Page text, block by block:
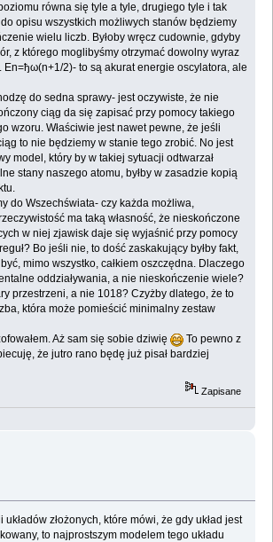
równa się tyle a tyle, drugiego tyle i tak
opisu wszystkich możliwych stanów będziemy
wielu liczb. Byłoby wręcz cudownie, gdyby
z którego moglibyśmy otrzymać dowolny wyraz
En=ђω(n+1/2)- to są akurat energie oscylatora, ale
do sedna sprawy- jest oczywiste, że nie
ciąg da się zapisać przy pomocy takiego
wzoru. Właściwie jest nawet pewne, że jeśli
to nie będziemy w stanie tego zrobić. No jest
model, który by w takiej sytuacji odtwarzał
stany naszego atomu, byłby w zasadzie kopią
do Wszechświata- czy każda możliwa,
ma taką własność, że nieskończone
w niej zjawisk daje się wyjaśnić przy pomocy
Bo jeśli nie, to dość zaskakujący byłby fakt,
mimo wszystko, całkiem oszczędna. Dlaczego
oddziaływania, a nie nieskończenie wiele?
przestrzeni, a nie 1018? Czyżby dlatego, że to
która może pomieścić minimalny zestaw
Aż sam się sobie dziwię
To pewno z
że jutro rano będę już pisał bardziej
Zapisane
złożonych, które mówi, że gdy układ jest
to najprostszym modelem tego układu